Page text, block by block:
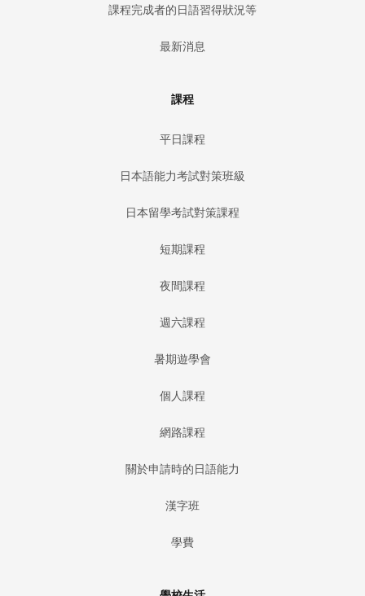
課程完成者的日語習得狀況等
最新消息
課程
平日課程
日本語能力考試對策班級
日本留學考試對策課程
短期課程
夜間課程
週六課程
暑期遊學會
個人課程
網路課程
關於申請時的日語能力
漢字班
學費